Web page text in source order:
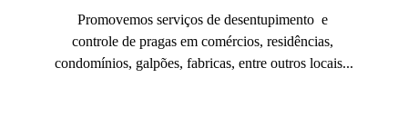
Promovemos serviços de desentupimento  e
controle de pragas em comércios, residências,
condomínios, galpões, fabricas, entre outros locais...